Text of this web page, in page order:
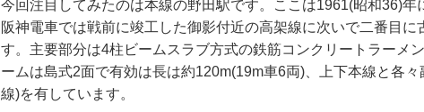
今回注目してみたのは本線の野田駅です。ここは1961(昭和36)年
阪神電車では戦前に竣工した御影付近の高架線に次いで二番目に
す。主要部分は4柱ビームスラブ方式の鉄筋コンクリートラーメ
ームは島式2面で有効は長は約120m(19m車6両)、上下本線と各々
線)を有しています。